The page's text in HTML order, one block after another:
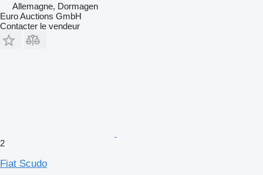
Allemagne, Dormagen
Euro Auctions GmbH
Contacter le vendeur
2
Fiat Scudo